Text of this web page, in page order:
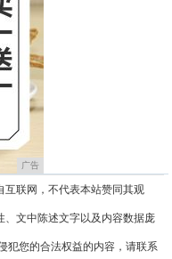
广告
互联网，不代表本站赞同其观
、文中陈述文字以及内容数据庞
犯您的合法权益的内容，请联系